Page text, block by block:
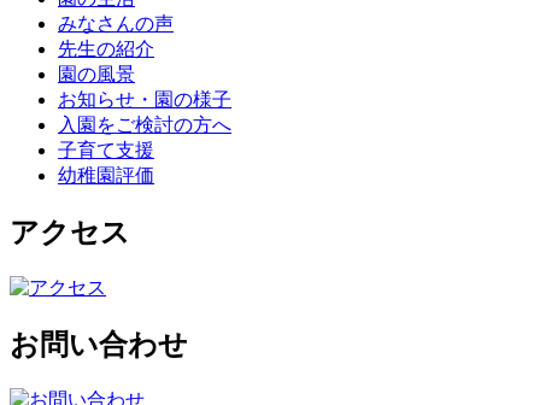
みなさんの声
先生の紹介
園の風景
お知らせ・園の様子
入園をご検討の方へ
子育て支援
幼稚園評価
アクセス
お問い合わせ